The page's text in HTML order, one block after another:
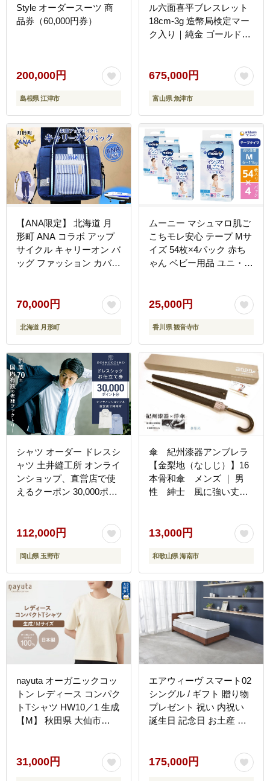
Style オーダースーツ 商
品券（60,000円券）
200,000円
島根県 江津市
ル六面喜平ブレスレット
18cm-3g 造幣局検定マー
ク入り｜純金 ゴールド
ース メンズ ファッション
ギフト プレゼント 富山
富山県 魚津市 ※沖縄への
配送不可
675,000円
富山県 魚津市
【ANA限定】 北海道 月
形町 ANA コラボ アップ
サイクル キャリーオン バ
ッグ ファッション カバン
SDGs グランドハンドリ
ング制服 リメイク 再利用
収納 機能性 高校生デザイ
ン
70,000円
北海道 月形町
ムーニー マシュマロ肌ご
こちモレ安心 テープ Mサ
イズ 54枚×4パック 赤ち
ゃん ベビー用品 ユニ・チ
25,000円
香川県 観音寺市
シャツ オーダー ドレスシ
ャツ 土井縫工所 オンライ
ンショップ、直営店で使
えるクーポン 30,000ポイ
112,000円
岡山県 玉野市
傘 紀州漆器アンブレラ
【金梨地（なしじ）】16
本骨和傘 メンズ ｜ 男
性 紳士 風に強い丈夫
老の日・誕生日・記念品
など贈り物にも適したギ
フト箱入り
13,000円
和歌山県 海南市
nayuta オーガニックコッ
トン レディース コンパク
トTシャツ HW10／1 生成
【M】 秋田県 大仙市
ンパクト Tシャツ シンプ
ル おしゃれ こだわりの生
31,000円
エアウィーヴ スマート02
シングル / ギフト 贈り物
プレゼント 祝い 内祝い
誕生日 記念日 お土産 父
175,000円